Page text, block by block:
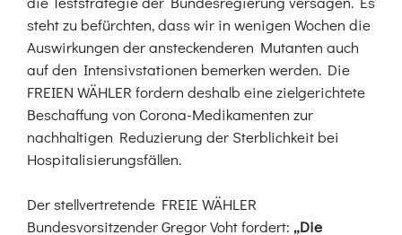
steht zu befürchten, dass wir in wenigen Wochen die
Auswirkungen der ansteckenderen Mutanten auch
auf den Intensivstationen bemerken werden. Die
FREIEN WÄHLER fordern deshalb eine zielgerichtete
Beschaffung von Corona-Medikamenten zur
nachhaltigen Reduzierung der Sterblichkeit bei
Hospitalisierungsfällen.
Der stellvertretende FREIE WÄHLER
Bundesvorsitzender Gregor Voht fordert: „Die